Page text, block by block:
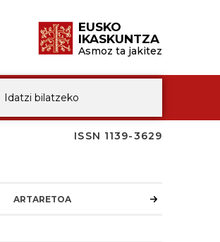
EUSKO
IKASKUNTZA
Asmoz ta jakitez
ISSN 1139-3629
ARTARETOA